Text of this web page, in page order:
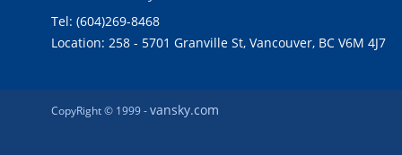
Tel: (604)269-8468
Location: 258 - 5701 Granville St, Vancouver, BC V6M 4J7
CopyRight © 1999 -vansky.com